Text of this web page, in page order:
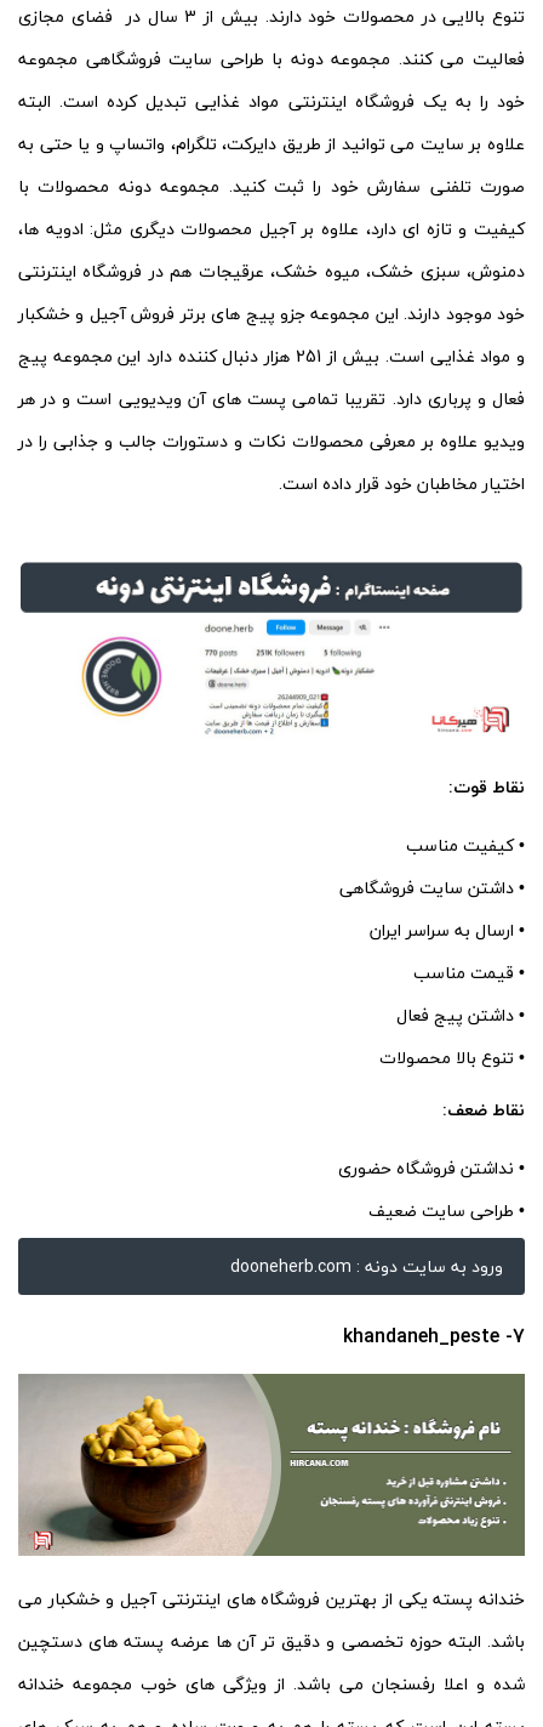
تنوع بالایی در محصولات خود دارند. بیش از 3 سال در فضای مجازی
فعالیت می کنند. مجموعه دونه با طراحی سایت فروشگاهی مجموعه
خود را به یک فروشگاه اینترنتی مواد غذایی تبدیل کرده است. البته
علاوه بر سایت می توانید از طریق دایرکت، تلگرام، واتساپ و یا حتی به
صورت تلفنی سفارش خود را ثبت کنید. مجموعه دونه محصولات با
کیفیت و تازه ای دارد، علاوه بر آجیل محصولات دیگری مثل: ادویه ها،
دمنوش، سبزی خشک، میوه خشک، عرقیجات هم در فروشگاه اینترنتی
خود موجود دارند. این مجموعه جزو پیج های برتر فروش آجیل و خشکبار
و مواد غذایی است. بیش از 251 هزار دنبال کننده دارد این مجموعه پیج
فعال و پرباری دارد. تقریبا تمامی پست های آن ویدیویی است و در هر
ویدیو علاوه بر معرفی محصولات نکات و دستورات جالب و جذابی را در
اختیار مخاطبان خود قرار داده است.
نقاط قوت:
• کیفیت مناسب
• داشتن سایت فروشگاهی
• ارسال به سراسر ایران
• قیمت مناسب
• داشتن پیج فعال
• تنوع بالا محصولات
نقاط ضعف:
• نداشتن فروشگاه حضوری
• طراحی سایت ضعیف
ورود به سایت دونه : dooneherb.com
7- khandaneh_peste
خندانه پسته یکی از بهترین فروشگاه های اینترنتی آجیل و خشکبار می
باشد. البته حوزه تخصصی و دقیق تر آن ها عرضه پسته های دستچین
شده و اعلا رفسنجان می باشد. از ویژگی های خوب مجموعه خندانه